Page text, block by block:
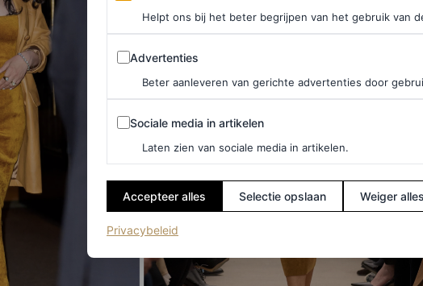
Helpt ons bij het beter begrijpen van het gebruik van
Advertenties
Advertenties
Beter aanleveren van gerichte advertenties door
Sociale media in artikelen
Sociale media in artikelen
Laten zien van sociale media in artikelen.
Accepteer alles Selectie opslaan Weiger alles
Privacybeleid